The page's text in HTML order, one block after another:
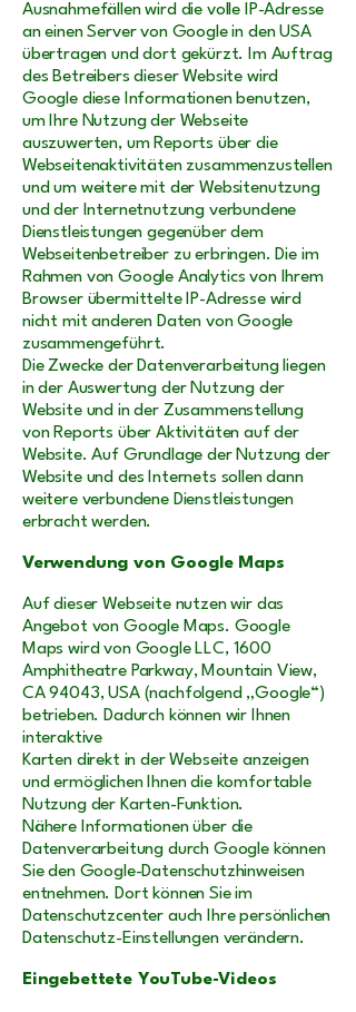
Ausnahmefällen wird die volle IP-Adresse
an einen Server von Google in den USA
übertragen und dort gekürzt. Im Auftrag
des Betreibers dieser Website wird
Google diese Informationen benutzen,
um Ihre Nutzung der Webseite
auszuwerten, um Reports über die
Webseitenaktivitäten zusammenzustellen
und um weitere mit der Websitenutzung
und der Internetnutzung verbundene
Dienstleistungen gegenüber dem
Webseitenbetreiber zu erbringen. Die im
Rahmen von Google Analytics von Ihrem
Browser übermittelte IP-Adresse wird
nicht mit anderen Daten von Google
zusammengeführt.
Die Zwecke der Datenverarbeitung liegen
in der Auswertung der Nutzung der
Website und in der Zusammenstellung
von Reports über Aktivitäten auf der
Website. Auf Grundlage der Nutzung der
Website und des Internets sollen dann
weitere verbundene Dienstleistungen
erbracht werden.
Verwendung von Google Maps
Auf dieser Webseite nutzen wir das
Angebot von Google Maps. Google
Maps wird von Google LLC, 1600
Amphitheatre Parkway, Mountain View,
CA 94043, USA (nachfolgend „Google“)
betrieben. Dadurch können wir Ihnen
interaktive
Karten direkt in der Webseite anzeigen
und ermöglichen Ihnen die komfortable
Nutzung der Karten-Funktion.
Nähere Informationen über die
Datenverarbeitung durch Google können
Sie den Google-Datenschutzhinweisen
entnehmen. Dort können Sie im
Datenschutzcenter auch Ihre persönlichen
Datenschutz-Einstellungen verändern.
Eingebettete YouTube-Videos